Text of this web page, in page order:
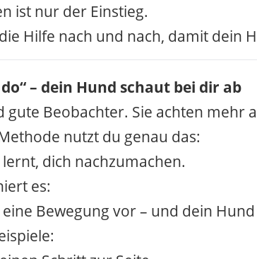
ist nur der Einstieg.
Hilfe nach und nach, damit dein
do“ – dein Hund schaut bei dir ab
gute Beobachter. Sie achten mehr
nutzt du genau das:
dich nachzumachen.
es:
Bewegung vor – und dein